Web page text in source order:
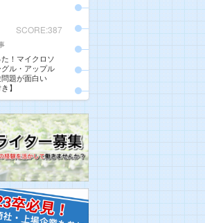
SCORE:387
！マイクロソ
ル・アップル
題が面白い
】